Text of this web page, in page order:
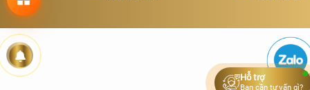
Hỗ trợ
Bạn cần tư vấn gì?
dụng